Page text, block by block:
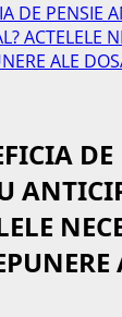
DE PENSIE
ACTELELE
ALE
DE